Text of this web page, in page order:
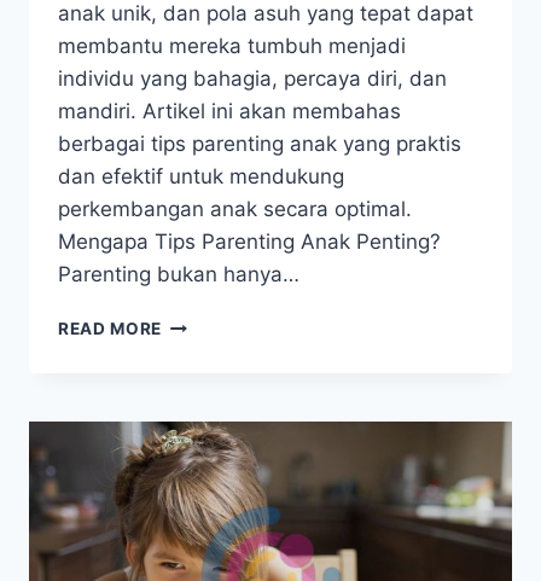
anak unik, dan pola asuh yang tepat dapat
membantu mereka tumbuh menjadi
individu yang bahagia, percaya diri, dan
mandiri. Artikel ini akan membahas
berbagai tips parenting anak yang praktis
dan efektif untuk mendukung
perkembangan anak secara optimal.
Mengapa Tips Parenting Anak Penting?
Parenting bukan hanya…
READ MORE TIPS
BAHAGIA
DAN
MANDIRI